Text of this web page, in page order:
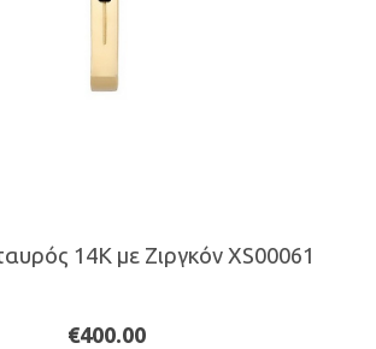
14Κ με Ζιργκόν XS00061
€400.00